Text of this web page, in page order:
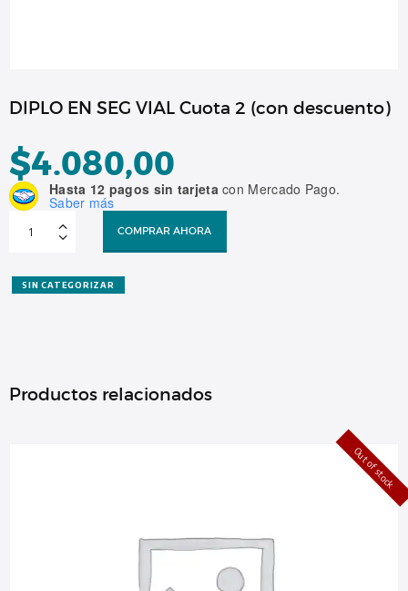
DIPLO EN SEG VIAL Cuota 2 (con descuento)
$4.080,00
Hasta 12 pagos sin tarjetacon Mercado Pago.
Saber más
2
(con
COMPRAR AHORA
SIN CATEGORIZAR
Productos relacionados
Out of stock